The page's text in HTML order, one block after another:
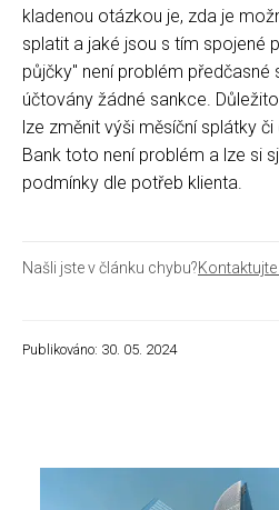
kladenou otázkou je, zda je
splatit a jaké jsou s tím spojené
půjčky" není problém předčasné
účtovány žádné sankce.
lze změnit výši měsíční splátky
Bank toto není problém a lze si
podmínky dle potřeb klienta.
Našli jste v článku chybu?
Publikováno: 30. 05. 2024